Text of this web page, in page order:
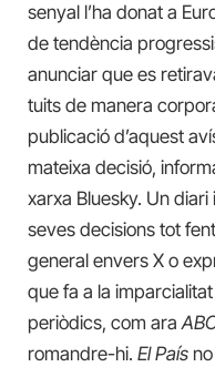
senyal l’ha donat a
de tendència
anunciar que es
tuits de manera
publicació d’aquest
mateixa decisió,
xarxa Bluesky. Un diari
seves decisions tot
general envers X o
que fa a la
periòdics, com ara
romandre-hi. El País